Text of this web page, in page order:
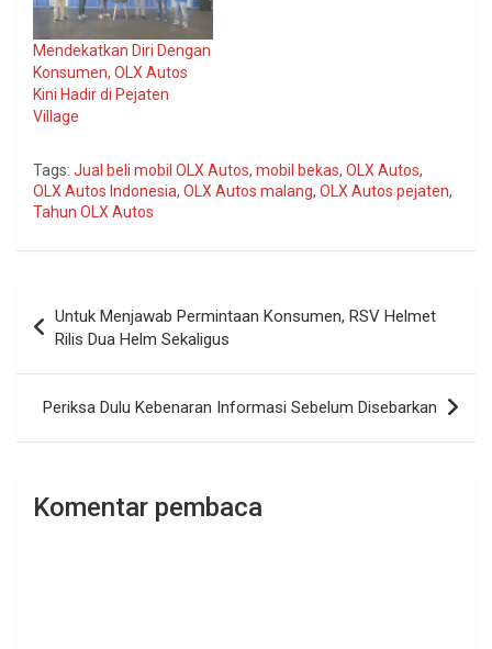
Mendekatkan Diri Dengan
Konsumen, OLX Autos
Kini Hadir di Pejaten
Village
Tags: Jual beli mobil OLX Autos, mobil bekas, OLX Autos,
OLX Autos Indonesia, OLX Autos malang, OLX Autos pejaten,
Tahun OLX Autos
pos
Untuk Menjawab Permintaan Konsumen, RSV Helmet
Rilis Dua Helm Sekaligus
Periksa Dulu Kebenaran Informasi Sebelum Disebarkan
Komentar pembaca